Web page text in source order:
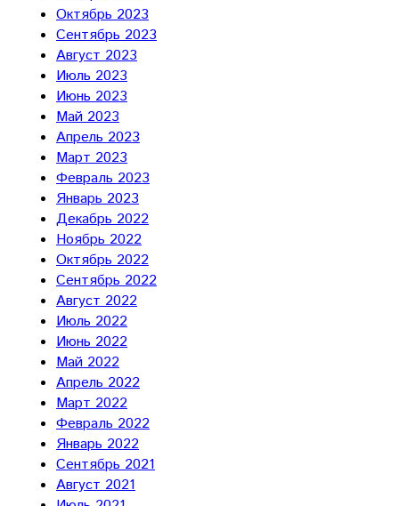
Октябрь 2023
Сентябрь 2023
Август 2023
Июль 2023
Июнь 2023
Май 2023
Апрель 2023
Март 2023
Февраль 2023
Январь 2023
Декабрь 2022
Ноябрь 2022
Октябрь 2022
Сентябрь 2022
Август 2022
Июль 2022
Июнь 2022
Май 2022
Апрель 2022
Март 2022
Февраль 2022
Январь 2022
Сентябрь 2021
Август 2021